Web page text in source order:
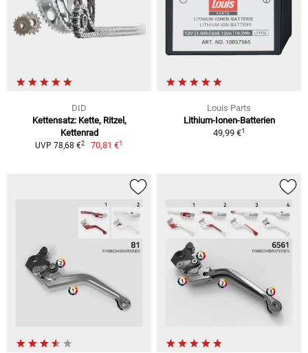
DID
Kettensatz: Kette, Ritzel,
Kettenrad
UVP 78,68 €2 70,81 €1
Louis Parts
Lithium-Ionen-Batterien
49,99 €1